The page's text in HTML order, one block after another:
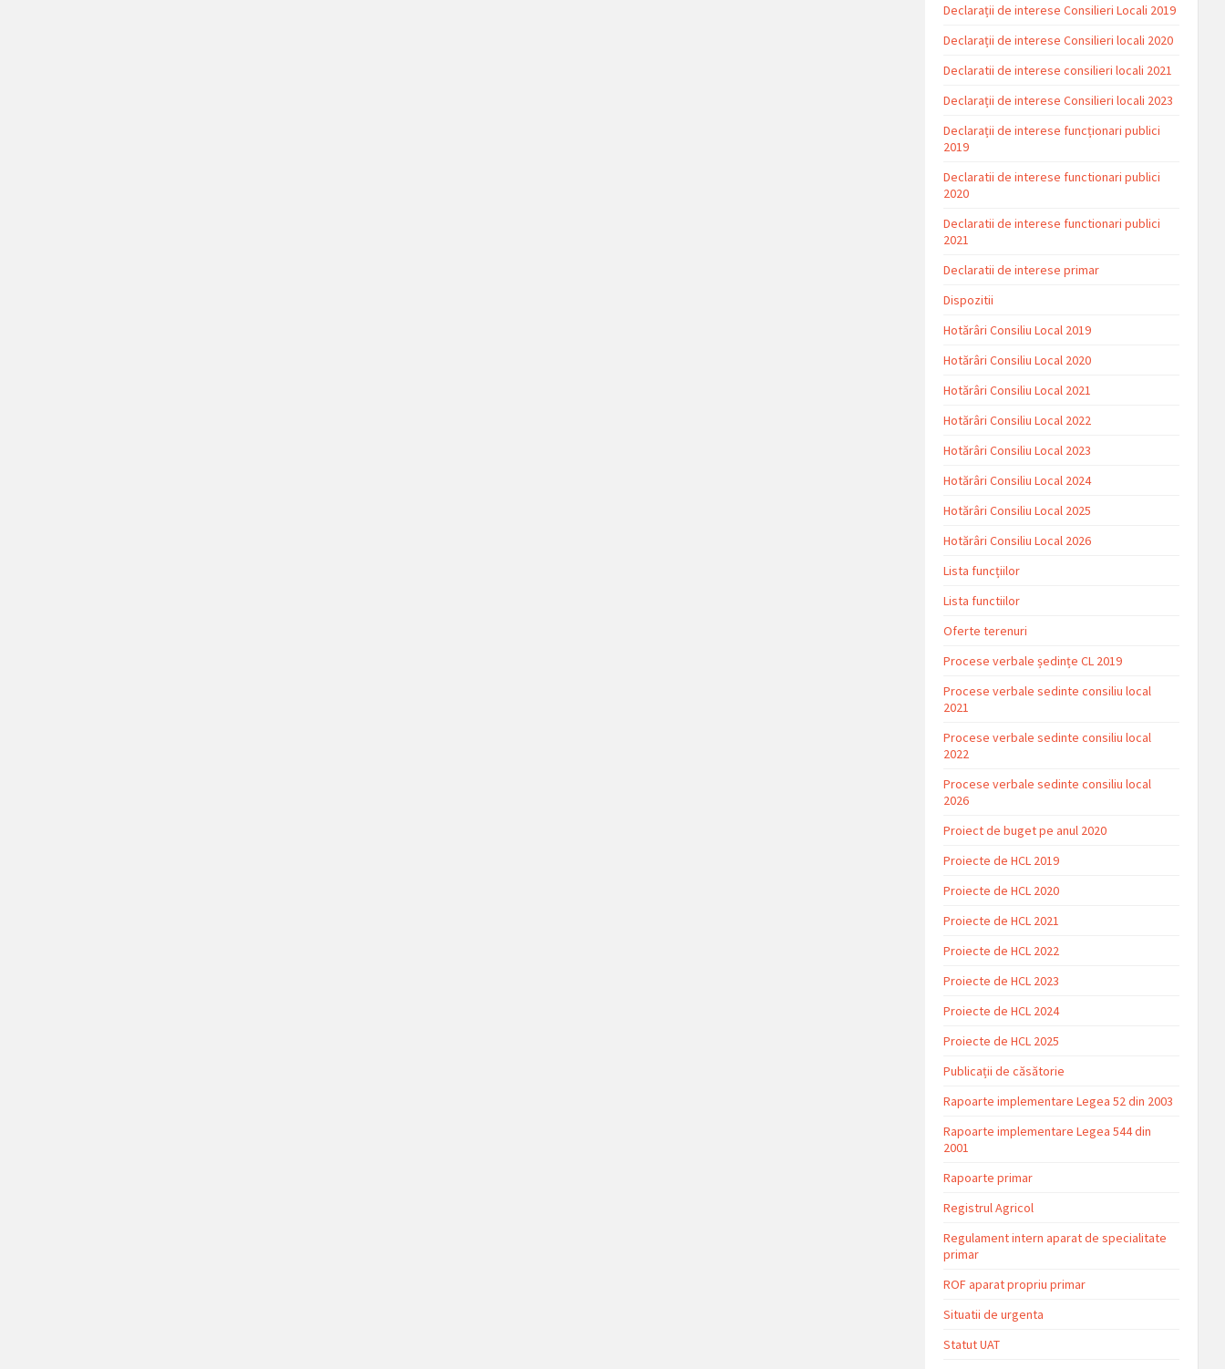
Declarații de interese Consilieri Locali 2019
Declarații de interese Consilieri locali 2020
Declaratii de interese consilieri locali 2021
Declarații de interese Consilieri locali 2023
Declarații de interese funcționari publici
2019
Declaratii de interese functionari publici
2020
Declaratii de interese functionari publici
2021
Declaratii de interese primar
Dispozitii
Hotărâri Consiliu Local 2019
Hotărâri Consiliu Local 2020
Hotărâri Consiliu Local 2021
Hotărâri Consiliu Local 2022
Hotărâri Consiliu Local 2023
Hotărâri Consiliu Local 2024
Hotărâri Consiliu Local 2025
Hotărâri Consiliu Local 2026
Lista funcțiilor
Lista functiilor
Oferte terenuri
Procese verbale ședințe CL 2019
Procese verbale sedinte consiliu local
2021
Procese verbale sedinte consiliu local
2022
Procese verbale sedinte consiliu local
2026
Proiect de buget pe anul 2020
Proiecte de HCL 2019
Proiecte de HCL 2020
Proiecte de HCL 2021
Proiecte de HCL 2022
Proiecte de HCL 2023
Proiecte de HCL 2024
Proiecte de HCL 2025
Publicații de căsătorie
Rapoarte implementare Legea 52 din 2003
Rapoarte implementare Legea 544 din
2001
Rapoarte primar
Registrul Agricol
Regulament intern aparat de specialitate
primar
ROF aparat propriu primar
Situatii de urgenta
Statut UAT